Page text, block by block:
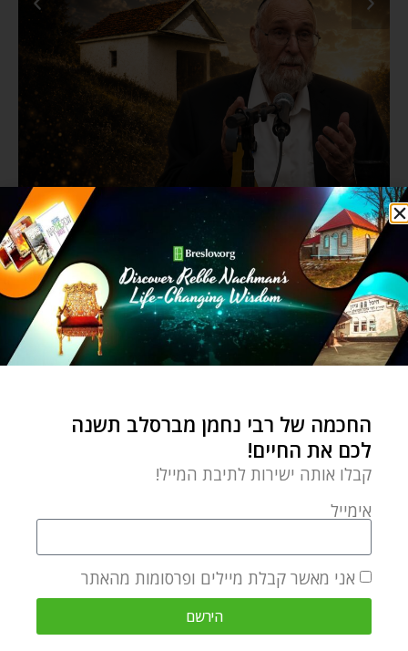
החכמה של רבי נחמן מברסלב תשנה
לכם את החיים!
קבלו אותה ישירות לתיבת המייל!
אימייל
אני מאשר קבלת מיילים ופרסומות מהאתר
הירשם